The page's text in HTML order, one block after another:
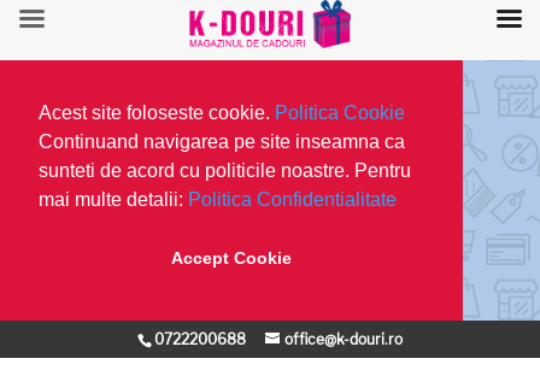
Acest site foloseste cookie. Politica Cookie
Continuand navigarea pe site inseamna ca
sunteti de acord cu politicile noastre. Pentru
mai multe detalii: Politica Confidentialitate
Accept Cookie
0722200688 office@k-douri.ro